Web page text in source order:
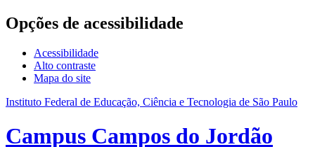
Acesso à informação
Opções de acessibilidade
Acessibilidade
Alto contraste
Mapa do site
Instituto Federal de Educação, Ciência e Tecnologia de São Paulo
Campus Campos do Jordão